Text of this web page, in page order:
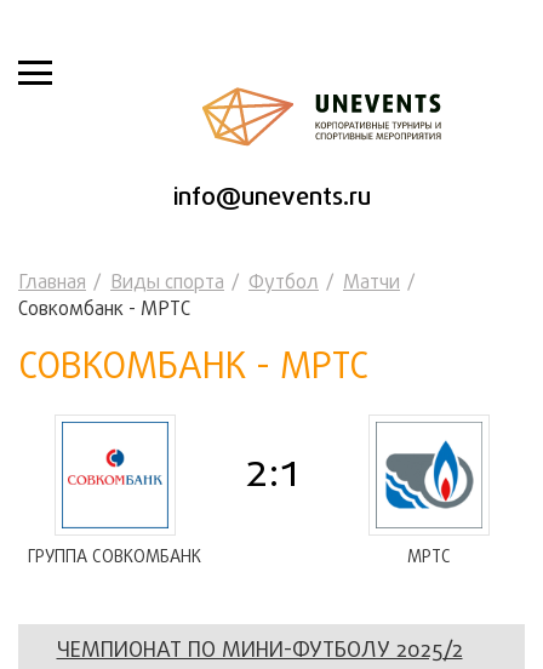
info@unevents.ru
Главная Виды спорта Футбол
Матчи
Совкомбанк - МРТС
СОВКОМБАНК - МРТС
ГРУППА СОВКОМБАНК
2:1
МРТС
ЧЕМПИОНАТ ПО МИНИ-ФУТБОЛУ 2025/2